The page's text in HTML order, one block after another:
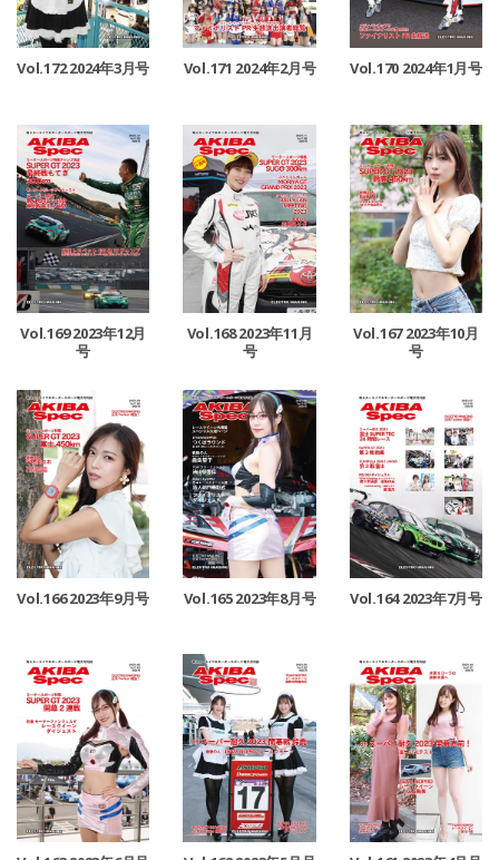
Vol.172 2024年3月号 Vol.171 2024年2月号 Vol.170 2024年1月号
Vol.169 2023年12月
号
Vol.168 2023年11月
号
Vol.167 2023年10月
号
Vol.166 2023年9月号 Vol.165 2023年8月号 Vol.164 2023年7月号